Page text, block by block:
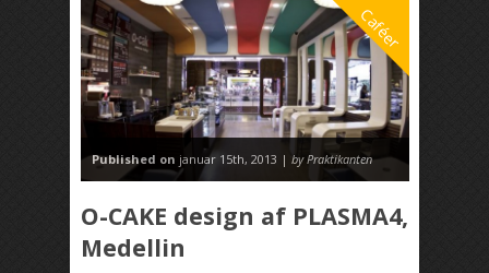
Caféer
Published on januar 15th, 2013 | by Praktikanten
O-CAKE design af PLASMA4,
Medellin